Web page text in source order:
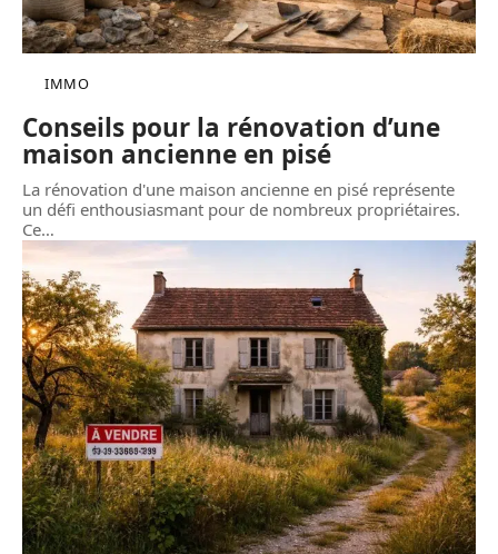
IMMO
Conseils pour la rénovation d’une
maison ancienne en pisé
La rénovation d'une maison ancienne en pisé représente
un défi enthousiasmant pour de nombreux propriétaires.
Ce…